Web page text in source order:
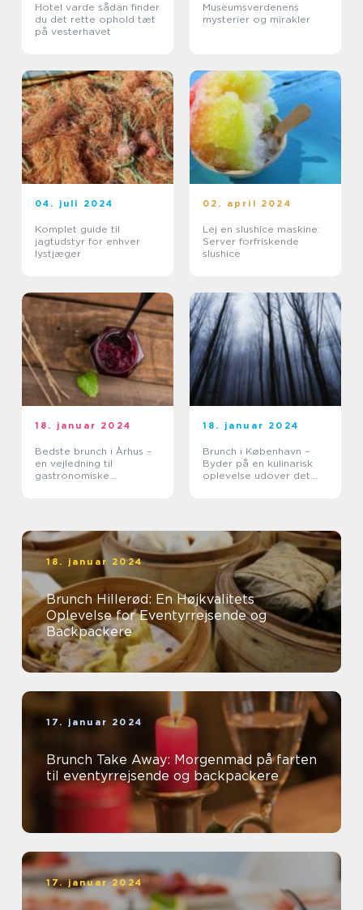
Hotel varde sådan finder
du det rette ophold tæt
på vesterhavet
Museumsverdenens
mysterier og mirakler
04. juli 2024
Komplet guide til
jagtudstyr for enhver
lystjæger
02. april 2024
Lej en slushice maskine:
Server forfriskende
slushice
18. januar 2024
Bedste brunch i Århus –
en vejledning til
gastronomiske
18. januar 2024
Brunch i København –
Byder på en kulinarisk
oplevelse udover det
18. januar 2024
Brunch Hillerød: En Højkvalitets
Oplevelse for Eventyrrejsende og
Backpackere
17. januar 2024
Brunch Take Away: Morgenmad på farten
til eventyrrejsende og backpackere
17. januar 2024